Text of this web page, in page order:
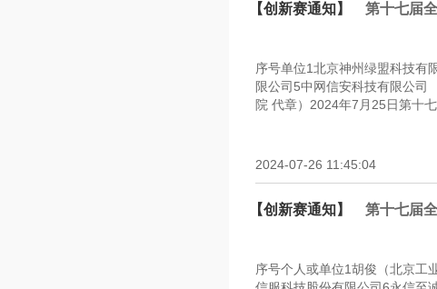
【创新赛通知】 第十七届
序号单位1北京神州绿盟科技有
限公司5中网信安科技有限公
院 代章）2024年7月25日第十
2024-07-26 11:45:04
【创新赛通知】 第十七届
序号个人或单位1胡俊（北京工